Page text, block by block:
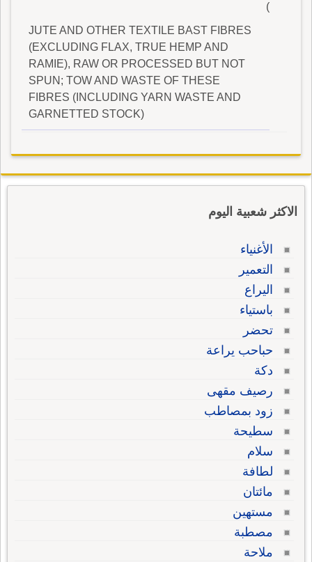
)
JUTE AND OTHER TEXTILE BAST FIBRES
(EXCLUDING FLAX, TRUE HEMP AND
RAMIE), RAW OR PROCESSED BUT NOT
SPUN; TOW AND WASTE OF THESE
FIBRES (INCLUDING YARN WASTE AND
GARNETTED STOCK)
الاكثر شعبية اليوم
الأغنياء
التعمير
اليراع
باستياء
تحضر
حباحب يراعة
دكة
رصيف مقهى
زود بمصاطب
سطيحة
سلام
لطافة
مائتان
مستهين
مصطبة
ملاحة